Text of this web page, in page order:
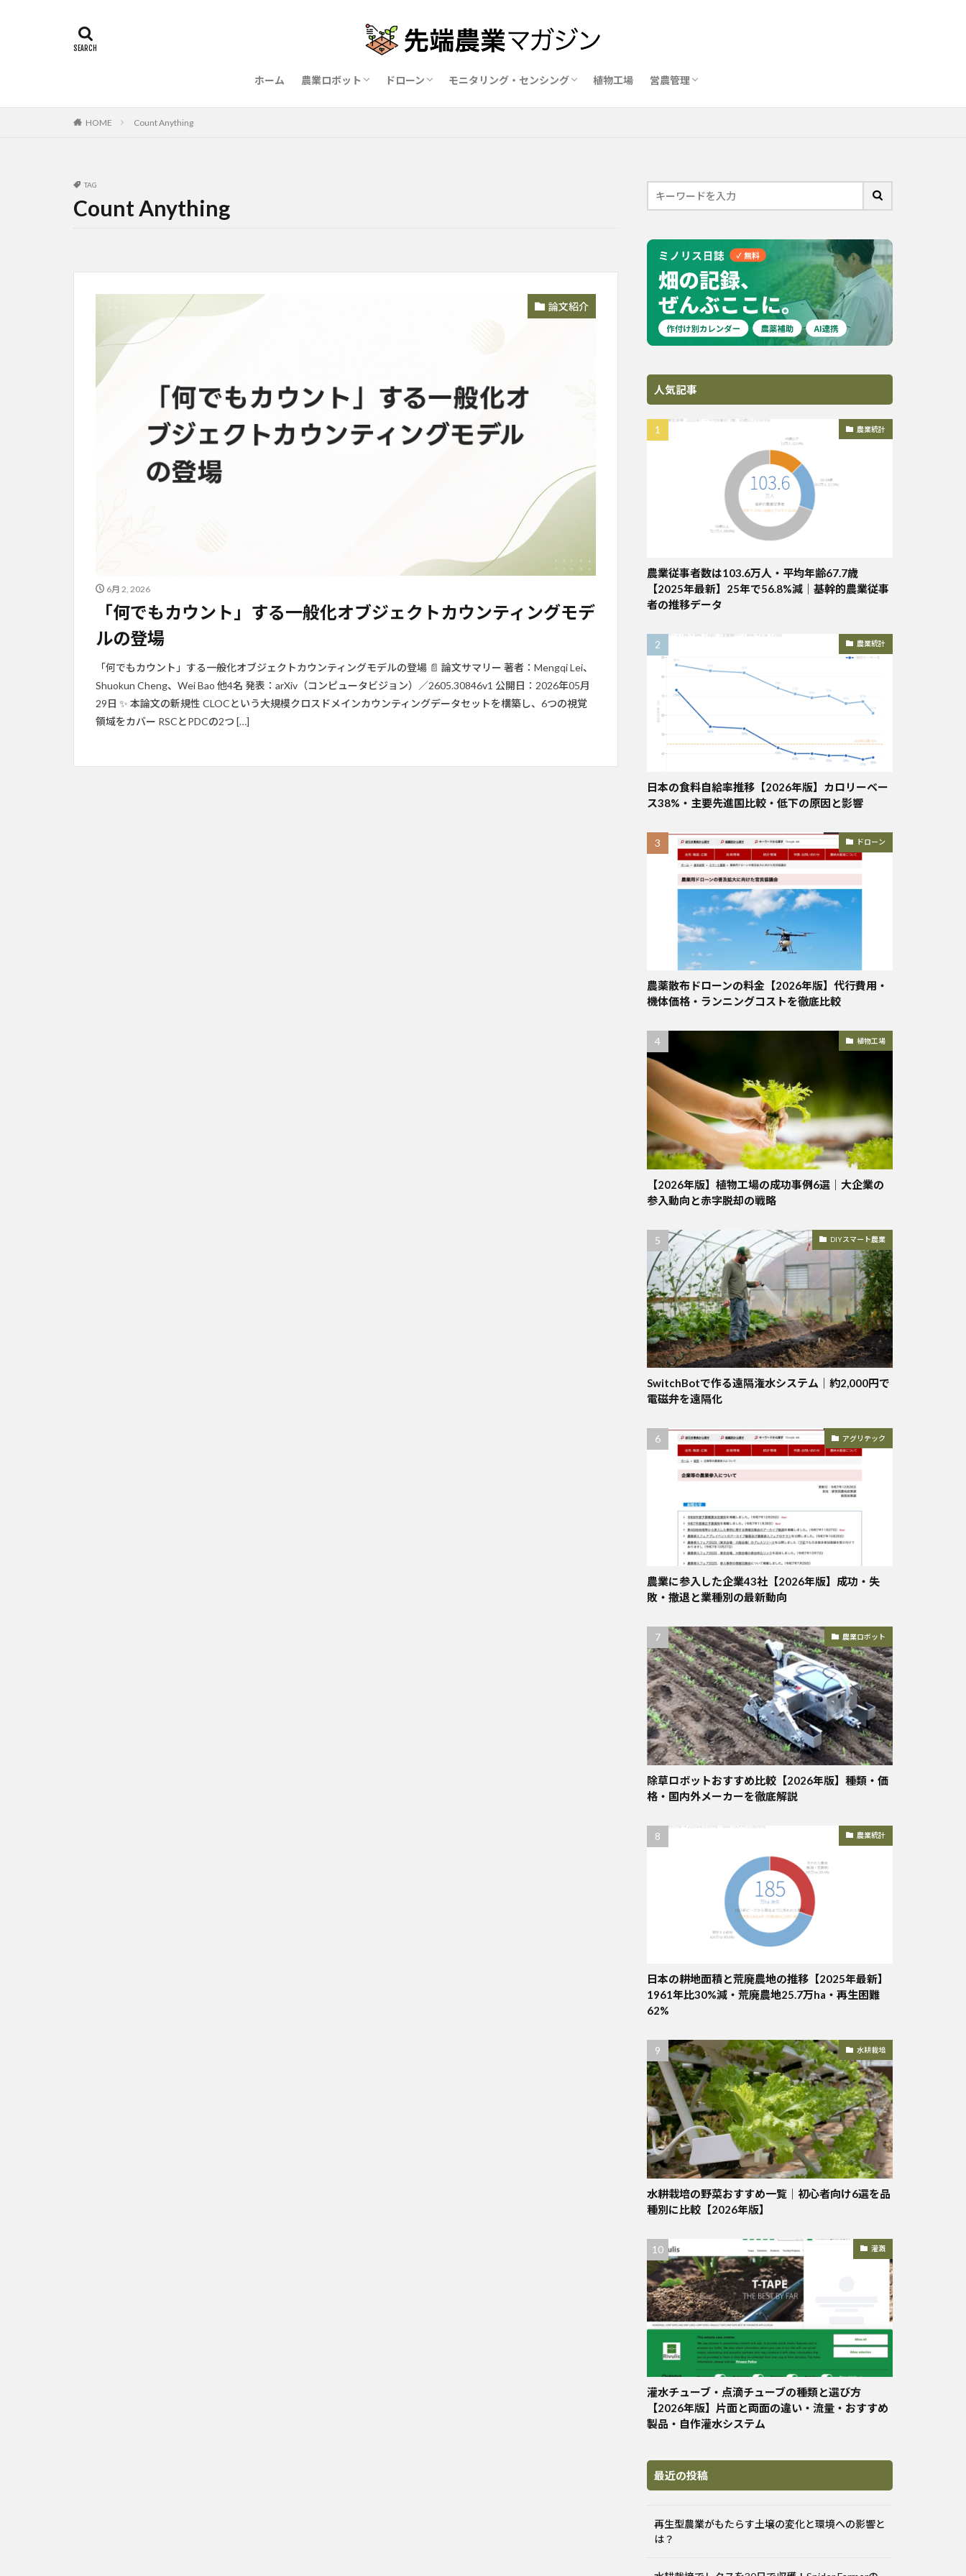
ホーム 農業ロボット
農業ロボットメーカー比較15社
ドローン
ドローン農薬散布の代行業者比較
ハウス用遮光剤・遮熱剤の比較
モニタリング・センシング
農業用環境制御システム比較
植物工場 営農管理
圃場管理アプリおすすめ10選
農業用トイレ比較
バイオスティミュラント完全ガイド
HOME Count Anything
TAG
Count Anything
論文紹介
6月 2, 2026
「何でもカウント」する一般化オブジェクトカウンティングモデ
ルの登場
「何でもカウント」する一般化オブジェクトカウンティングモデルの登場 📄 論文サマリー 著者：Mengqi Lei、
Shuokun Cheng、Wei Bao 他4名 発表：arXiv（コンピュータビジョン）／2605.30846v1 公開日：2026年05月
29日 ✨ 本論文の新規性 CLOCという大規模クロスドメインカウンティングデータセットを構築し、6つの視覚
領域をカバー RSCとPDCの2つ […]
人気記事
農業統計
農業従事者数は103.6万人・平均年齢67.7歳
【2025年最新】25年で56.8%減｜基幹的農業従事
者の推移データ
農業統計
日本の食料自給率推移【2026年版】カロリーベー
ス38%・主要先進国比較・低下の原因と影響
ドローン
農薬散布ドローンの料金【2026年版】代行費用・
機体価格・ランニングコストを徹底比較
植物工場
【2026年版】植物工場の成功事例6選｜大企業の
参入動向と赤字脱却の戦略
DIYスマート農業
SwitchBotで作る遠隔潅水システム｜約2,000円で
電磁弁を遠隔化
アグリテック
農業に参入した企業43社【2026年版】成功・失
敗・撤退と業種別の最新動向
農業ロボット
除草ロボットおすすめ比較【2026年版】種類・価
格・国内外メーカーを徹底解説
農業統計
日本の耕地面積と荒廃農地の推移【2025年最新】
1961年比30%減・荒廃農地25.7万ha・再生困難
62%
水耕栽培
水耕栽培の野菜おすすめ一覧｜初心者向け6選を品
種別に比較【2026年版】
灌漑
灌水チューブ・点滴チューブの種類と選び方
【2026年版】片面と両面の違い・流量・おすすめ
製品・自作灌水システム
最近の投稿
再生型農業がもたらす土壌の変化と環境への影響と
は？